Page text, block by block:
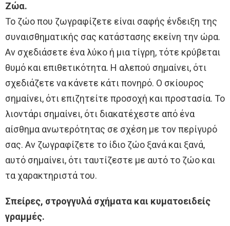
Ζώα.
Το ζώο που ζωγραφίζετε είναι σαφής ένδειξη της
συναισθηματικής σας κατάστασης εκείνη την ώρα.
Αν σχεδιάσετε ένα λύκο ή μια τίγρη, τότε κρύβεται
θυμό και επιθετικότητα. Η αλεπού σημαίνει, ότι
σχεδιάζετε να κάνετε κάτι πονηρό. Ο σκίουρος
σημαίνει, ότι επιζητείτε προσοχή και προστασία. Το
λιοντάρι σημαίνει, ότι διακατέχεστε από ένα
αίσθημα ανωτερότητας σε σχέση με τον περίγυρό
σας. Αν ζωγραφίζετε το ίδιο ζώο ξανά και ξανά,
αυτό σημαίνει, ότι ταυτίζεστε με αυτό το ζώο και
τα χαρακτηριστά του.
Σπείρες, στρογγυλά σχήματα και κυματοειδείς
γραμμές.